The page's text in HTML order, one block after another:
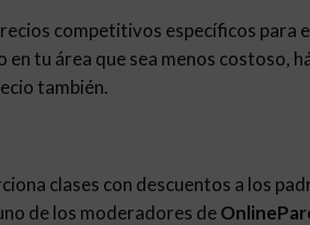
competitivos específicos para
tu área que sea menos costoso,
también.
clases con descuentos a los
de los moderadores de